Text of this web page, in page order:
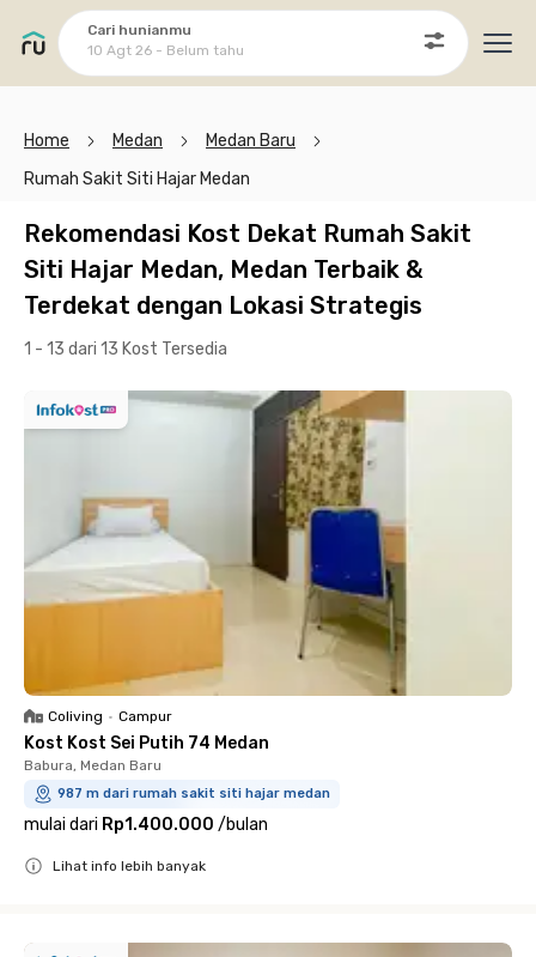
Cari hunianmu
10 Agt 26 - Belum tahu
Home Medan
Medan Baru
Rumah Sakit Siti Hajar Medan
Rekomendasi Kost Dekat Rumah Sakit
Siti Hajar Medan, Medan Terbaik &
Terdekat dengan Lokasi Strategis
1 - 13 dari 13 Kost Tersedia
Coliving • Campur
Kost Kost Sei Putih 74 Medan
Babura, Medan Baru
987 m dari rumah sakit siti hajar medan
mulai dari Rp1.400.000 /bulan
Lihat info lebih banyak